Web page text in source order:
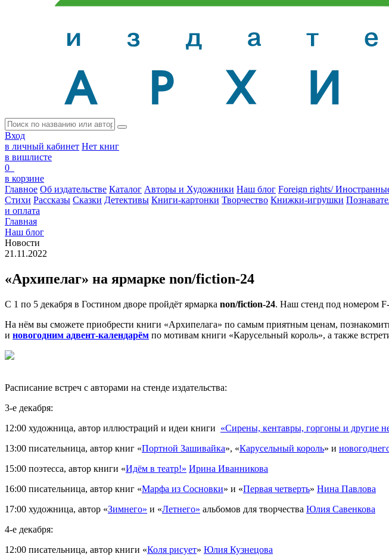
Вход
в личный кабинет Нет книг
в вишлисте
0
в корзине
Главное Об издательстве Каталог Авторы и Художники Наш блог Foreign rights/
Стихи Рассказы Сказки Детективы Книги-картонки Творчество Книжки-игрушки
и оплата
Главная
Наш блог
Новости
21.11.2022
«Архипелаг» на ярмарке non/fiction-24
С 1 по 5 декабря в Гостином дворе пройдёт ярмарка non/fiction-24. Наш стенд под номером
На нём вы сможете приобрести книги «Архипелага» по самым приятным ценам,
и новогодним адвент-календарём по мотивам книги «Карусельный король», а также
Расписание встреч c авторами на стенде издательства:
3-е декабря:
12:00 художница, автор иллюстраций и идеи книги «Сирены, кентавры, горгоны и другие
13:00 писательница, автор книг «Портной Зашивайка», «Карусельный король» и
15:00 поэтесса, автор книги «Идём в театр!» Ирина Иванникова
16:00 писательница, автор книг «Марфа из Сосновки» и «Первая четверть» Нина Павлова
17:00 художница, автор «Зимнего» и «Летнего» альбомов для творчества Юлия Савенкова
4-е декабря:
12:00 писательница, автор книги «Коля рисует» Юлия Кузнецова